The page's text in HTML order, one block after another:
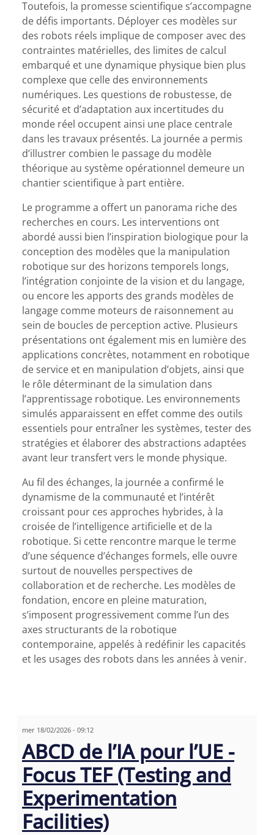
Toutefois, la promesse scientifique s’accompagne
de défis importants. Déployer ces modèles sur
des robots réels implique de composer avec des
contraintes matérielles, des limites de calcul
embarqué et une dynamique physique bien plus
complexe que celle des environnements
numériques. Les questions de robustesse, de
sécurité et d’adaptation aux incertitudes du
monde réel occupent ainsi une place centrale
dans les travaux présentés. La journée a permis
d’illustrer combien le passage du modèle
théorique au système opérationnel demeure un
chantier scientifique à part entière.
Le programme a offert un panorama riche des
recherches en cours. Les interventions ont
abordé aussi bien l’inspiration biologique pour la
conception des modèles que la manipulation
robotique sur des horizons temporels longs,
l’intégration conjointe de la vision et du langage,
ou encore les apports des grands modèles de
langage comme moteurs de raisonnement au
sein de boucles de perception active. Plusieurs
présentations ont également mis en lumière des
applications concrètes, notamment en robotique
de service et en manipulation d’objets, ainsi que
le rôle déterminant de la simulation dans
l’apprentissage robotique. Les environnements
simulés apparaissent en effet comme des outils
essentiels pour entraîner les systèmes, tester des
stratégies et élaborer des abstractions adaptées
avant leur transfert vers le monde physique.
Au fil des échanges, la journée a confirmé le
dynamisme de la communauté et l’intérêt
croissant pour ces approches hybrides, à la
croisée de l’intelligence artificielle et de la
robotique. Si cette rencontre marque le terme
d’une séquence d’échanges formels, elle ouvre
surtout de nouvelles perspectives de
collaboration et de recherche. Les modèles de
fondation, encore en pleine maturation,
s’imposent progressivement comme l’un des
axes structurants de la robotique
contemporaine, appelés à redéfinir les capacités
et les usages des robots dans les années à venir.
mer 18/02/2026 - 09:12
ABCD de l’IA pour l’UE -
Focus TEF (Testing and
Experimentation
Facilities)